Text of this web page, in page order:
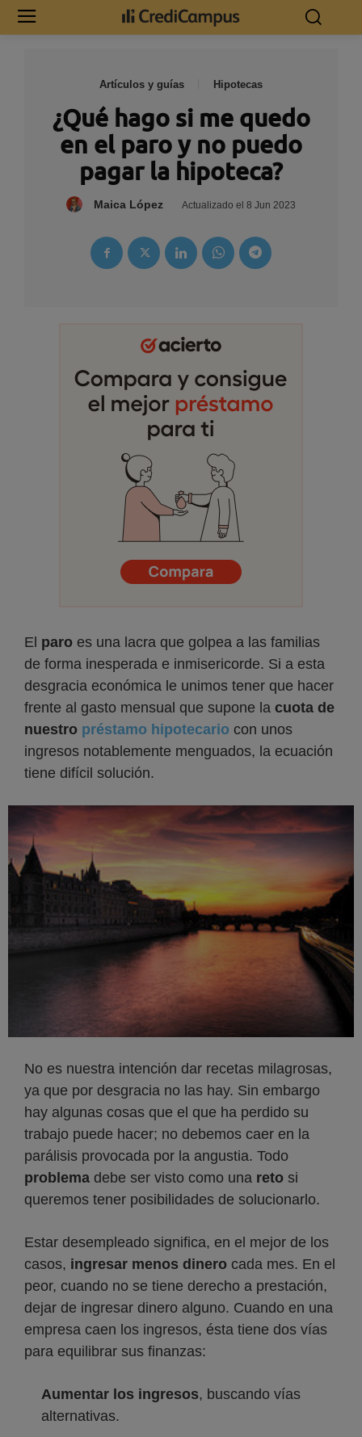
Artículos y guías Hipotecas
¿Qué hago si me quedo
en el paro y no puedo
pagar la hipoteca?
Maica López Actualizado el 8 Jun 2023
El paro es una lacra que golpea a las familias
de forma inesperada e inmisericorde. Si a esta
desgracia económica le unimos tener que hacer
frente al gasto mensual que supone la cuota de
nuestro préstamo hipotecario con unos
ingresos notablemente menguados, la ecuación
tiene difícil solución.
No es nuestra intención dar recetas milagrosas,
ya que por desgracia no las hay. Sin embargo
hay algunas cosas que el que ha perdido su
trabajo puede hacer; no debemos caer en la
parálisis provocada por la angustia. Todo
problema debe ser visto como una reto si
queremos tener posibilidades de solucionarlo.
Estar desempleado significa, en el mejor de los
casos, ingresar menos dinero cada mes. En el
peor, cuando no se tiene derecho a prestación,
dejar de ingresar dinero alguno. Cuando en una
empresa caen los ingresos, ésta tiene dos vías
para equilibrar sus finanzas:
Aumentar los ingresos, buscando vías
alternativas.